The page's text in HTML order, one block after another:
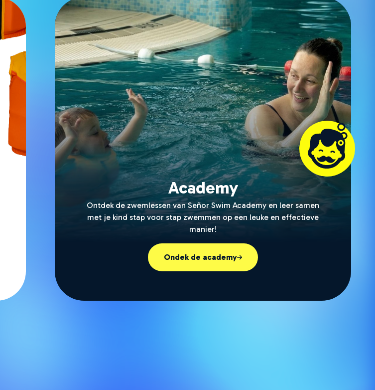
Academy
Ontdek de zwemlessen van Señor Swim Academy en leer samen
met je kind stap voor stap zwemmen op een leuke en effectieve
manier!
Ondek de academy